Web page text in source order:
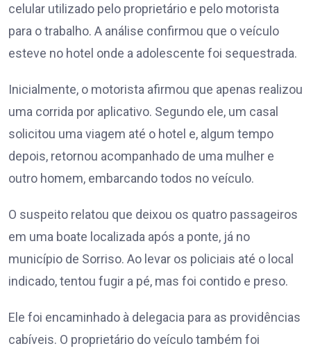
celular utilizado pelo proprietário e pelo motorista
para o trabalho. A análise confirmou que o veículo
esteve no hotel onde a adolescente foi sequestrada.
Inicialmente, o motorista afirmou que apenas realizou
uma corrida por aplicativo. Segundo ele, um casal
solicitou uma viagem até o hotel e, algum tempo
depois, retornou acompanhado de uma mulher e
outro homem, embarcando todos no veículo.
O suspeito relatou que deixou os quatro passageiros
em uma boate localizada após a ponte, já no
município de Sorriso. Ao levar os policiais até o local
indicado, tentou fugir a pé, mas foi contido e preso.
Ele foi encaminhado à delegacia para as providências
cabíveis. O proprietário do veículo também foi